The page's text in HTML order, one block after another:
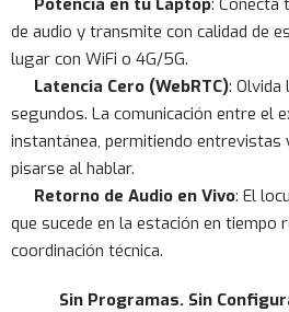
de audio y transmite con calidad de
lugar con WiFi o 4G/5G.
Latencia Cero (WebRTC):
segundos. La comunicación entre el
instantánea, permitiendo
pisarse al hablar.
Retorno de Audio en Vivo: El
que sucede en la estación en tiempo
coordinación técnica.
Sin Programas. Sin